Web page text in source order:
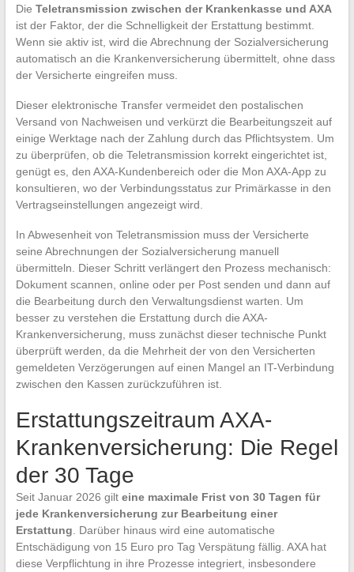
Die Teletransmission zwischen der Krankenkasse und AXA
ist der Faktor, der die Schnelligkeit der Erstattung bestimmt.
Wenn sie aktiv ist, wird die Abrechnung der Sozialversicherung
automatisch an die Krankenversicherung übermittelt, ohne dass
der Versicherte eingreifen muss.
Dieser elektronische Transfer vermeidet den postalischen
Versand von Nachweisen und verkürzt die Bearbeitungszeit auf
einige Werktage nach der Zahlung durch das Pflichtsystem. Um
zu überprüfen, ob die Teletransmission korrekt eingerichtet ist,
genügt es, den AXA-Kundenbereich oder die Mon AXA-App zu
konsultieren, wo der Verbindungsstatus zur Primärkasse in den
Vertragseinstellungen angezeigt wird.
In Abwesenheit von Teletransmission muss der Versicherte
seine Abrechnungen der Sozialversicherung manuell
übermitteln. Dieser Schritt verlängert den Prozess mechanisch:
Dokument scannen, online oder per Post senden und dann auf
die Bearbeitung durch den Verwaltungsdienst warten. Um
besser zu verstehen die Erstattung durch die AXA-
Krankenversicherung, muss zunächst dieser technische Punkt
überprüft werden, da die Mehrheit der von den Versicherten
gemeldeten Verzögerungen auf einen Mangel an IT-Verbindung
zwischen den Kassen zurückzuführen ist.
Erstattungszeitraum AXA-
Krankenversicherung: Die Regel
der 30 Tage
Seit Januar 2026 gilt eine maximale Frist von 30 Tagen für
jede Krankenversicherung zur Bearbeitung einer
Erstattung . Darüber hinaus wird eine automatische
Entschädigung von 15 Euro pro Tag Verspätung fällig. AXA hat
diese Verpflichtung in ihre Prozesse integriert, insbesondere